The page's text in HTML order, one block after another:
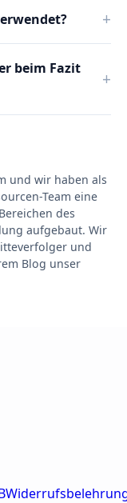
beim Fazit
und wir haben als
Team eine
des
aufgebaut. Wir
und
Blog unser